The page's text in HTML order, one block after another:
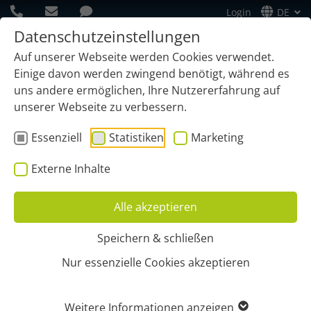
Datenschutzeinstellungen
Auf unserer Webseite werden Cookies verwendet.
Einige davon werden zwingend benötigt, während es
uns andere ermöglichen, Ihre Nutzererfahrung auf
unserer Webseite zu verbessern.
Essenziell
Statistiken Marketing
Externe Inhalte
Alle akzeptieren
Speichern & schließen
Nur essenzielle Cookies akzeptieren
Weitere Informationen anzeigen
Login DE
Unternehmen Standorte
GEOCAPTURE STANDORTE